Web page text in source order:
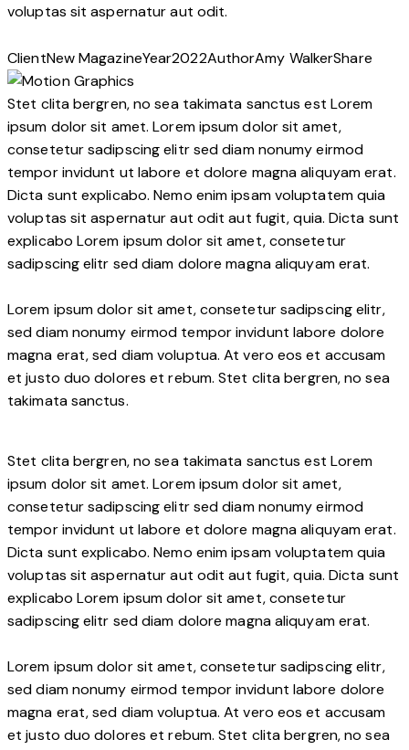
voluptas sit aspernatur aut odit.
ClientNew MagazineYear2022AuthorAmy WalkerShare
Stet clita bergren, no sea takimata sanctus est Lorem
ipsum dolor sit amet. Lorem ipsum dolor sit amet,
consetetur sadipscing elitr sed diam nonumy eirmod
tempor invidunt ut labore et dolore magna aliquyam erat.
Dicta sunt explicabo. Nemo enim ipsam voluptatem quia
voluptas sit aspernatur aut odit aut fugit, quia. Dicta sunt
explicabo Lorem ipsum dolor sit amet, consetetur
sadipscing elitr sed diam dolore magna aliquyam erat.
Lorem ipsum dolor sit amet, consetetur sadipscing elitr,
sed diam nonumy eirmod tempor invidunt labore dolore
magna erat, sed diam voluptua. At vero eos et accusam
et justo duo dolores et rebum. Stet clita bergren, no sea
takimata sanctus.
Stet clita bergren, no sea takimata sanctus est Lorem
ipsum dolor sit amet. Lorem ipsum dolor sit amet,
consetetur sadipscing elitr sed diam nonumy eirmod
tempor invidunt ut labore et dolore magna aliquyam erat.
Dicta sunt explicabo. Nemo enim ipsam voluptatem quia
voluptas sit aspernatur aut odit aut fugit, quia. Dicta sunt
explicabo Lorem ipsum dolor sit amet, consetetur
sadipscing elitr sed diam dolore magna aliquyam erat.
Lorem ipsum dolor sit amet, consetetur sadipscing elitr,
sed diam nonumy eirmod tempor invidunt labore dolore
magna erat, sed diam voluptua. At vero eos et accusam
et justo duo dolores et rebum. Stet clita bergren, no sea